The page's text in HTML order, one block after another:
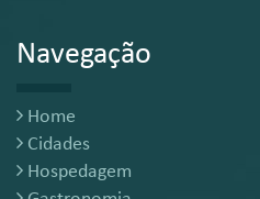
Navegação
Home
Cidades
Hospedagem